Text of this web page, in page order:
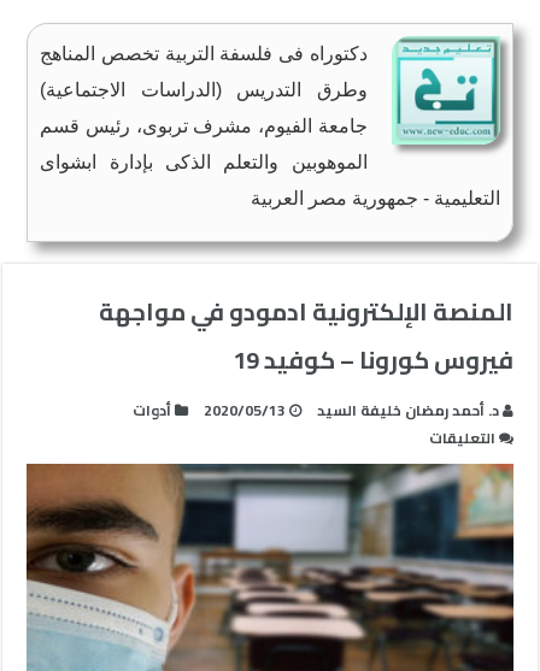
دكتوراه فى فلسفة التربية تخصص المناهج
وطرق التدريس (الدراسات الاجتماعية)
جامعة الفيوم، مشرف تربوى، رئيس قسم
الموهوبين والتعلم الذكى بإدارة ابشواى
التعليمية - جمهورية مصر العربية
المنصة الإلكترونية ادمودو في مواجهة
فيروس كورونا – كوفيد 19
د. أحمد رمضان خليفة السيد 2020/05/13
أدوات
التعليقات
المنصة
الإلكترونية
ادمودو
في
مواجهة
فيروس
كورونا